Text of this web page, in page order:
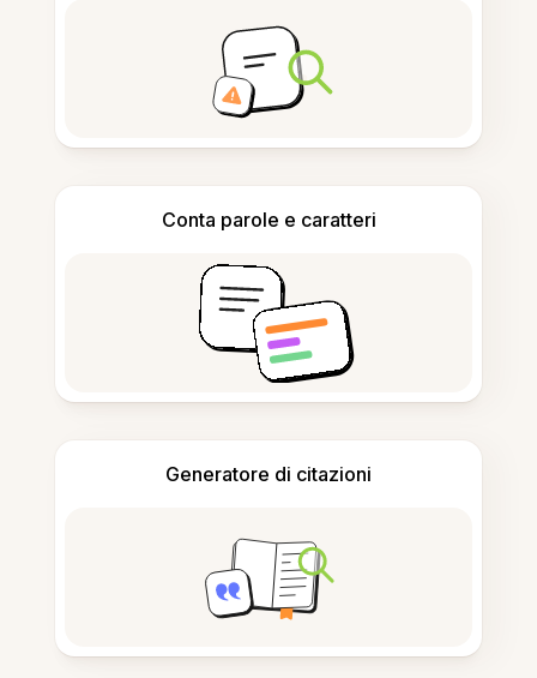
Conta parole e caratteri
Generatore di citazioni